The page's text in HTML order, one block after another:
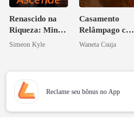
Renascido na
Riqueza: Minha
Vingança
Simeon Kyle
Casamento
Relâmpago com
o Pai da Minha
Waneta Csuja
Reclame seu bônus no App